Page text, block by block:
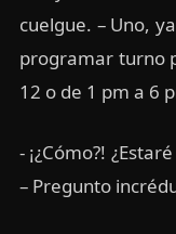
cuelgue. – Uno,
programar turno
12 o de 1 pm a 6
- ¡¿Cómo?!
– Pregunto